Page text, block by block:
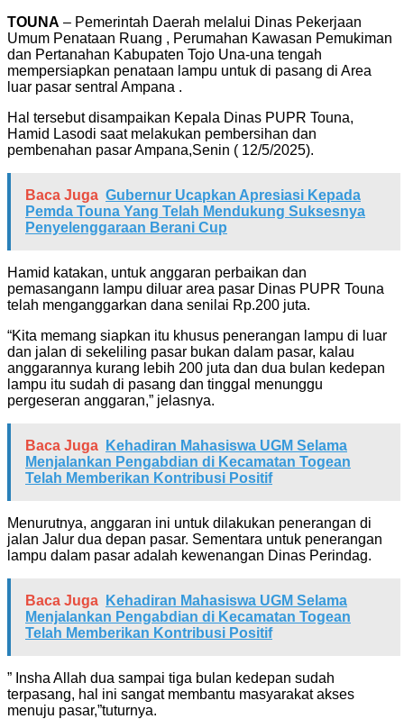
TOUNA – Pemerintah Daerah melalui Dinas Pekerjaan
Umum Penataan Ruang , Perumahan Kawasan Pemukiman
dan Pertanahan Kabupaten Tojo Una-una tengah
mempersiapkan penataan lampu untuk di pasang di Area
luar pasar sentral Ampana .
Hal tersebut disampaikan Kepala Dinas PUPR Touna,
Hamid Lasodi saat melakukan pembersihan dan
pembenahan pasar Ampana,Senin ( 12/5/2025).
Baca Juga Gubernur Ucapkan Apresiasi Kepada
Pemda Touna Yang Telah Mendukung Suksesnya
Penyelenggaraan Berani Cup
Hamid katakan, untuk anggaran perbaikan dan
pemasangann lampu diluar area pasar Dinas PUPR Touna
telah menganggarkan dana senilai Rp.200 juta.
“Kita memang siapkan itu khusus penerangan lampu di luar
dan jalan di sekeliling pasar bukan dalam pasar, kalau
anggarannya kurang lebih 200 juta dan dua bulan kedepan
lampu itu sudah di pasang dan tinggal menunggu
pergeseran anggaran,” jelasnya.
Baca Juga
Kehadiran Mahasiswa UGM Selama
Menjalankan Pengabdian di Kecamatan Togean
Telah Memberikan Kontribusi Positif
Menurutnya, anggaran ini untuk dilakukan penerangan di
jalan Jalur dua depan pasar. Sementara untuk penerangan
lampu dalam pasar adalah kewenangan Dinas Perindag.
Baca Juga
Kehadiran Mahasiswa UGM Selama
Menjalankan Pengabdian di Kecamatan Togean
Telah Memberikan Kontribusi Positif
” Insha Allah dua sampai tiga bulan kedepan sudah
terpasang, hal ini sangat membantu masyarakat akses
menuju pasar,”tuturnya.